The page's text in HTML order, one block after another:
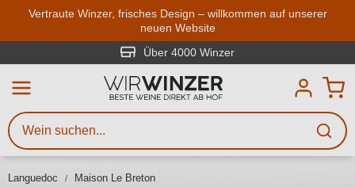
Zum Hauptinhalt springen
Vertraute Winzer, frisches Design – willkommen auf unserer
neuen Website
Über 4000 Winzer
Languedoc Maison Le Breton
Weinsuche
Mindestens 3 Zeichen eingeben
Beschreiben Sie, welchen Wein
Sie suchen – ob nach Geschmack,